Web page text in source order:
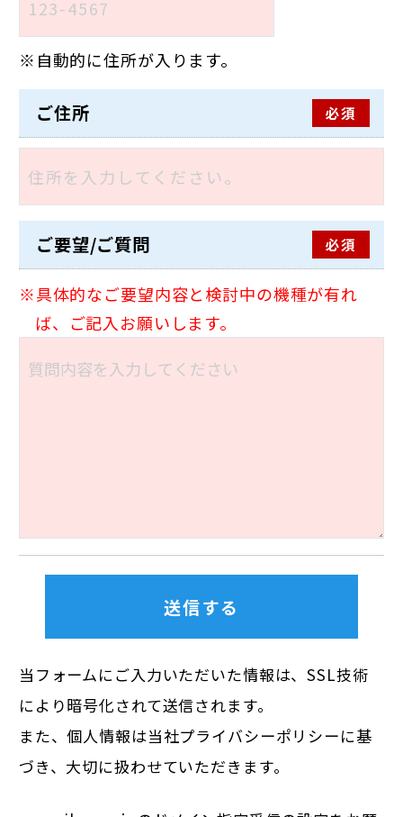
自動的に住所が入ります。
ご住所 必須
ご要望/ご質問 必須
具体的なご要望内容と検討中の機種が有れ
ば、ご記入お願いします。
当フォームにご入力いただいた情報は、SSL技術
により暗号化されて送信されます。
また、個人情報は当社プライバシーポリシーに基
づき、大切に扱わせていただきます。